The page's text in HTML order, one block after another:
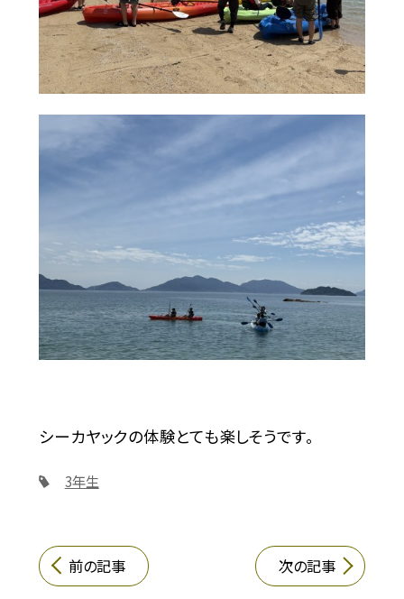
シーカヤックの体験とても楽しそうです。
3年生
前の記事 次の記事